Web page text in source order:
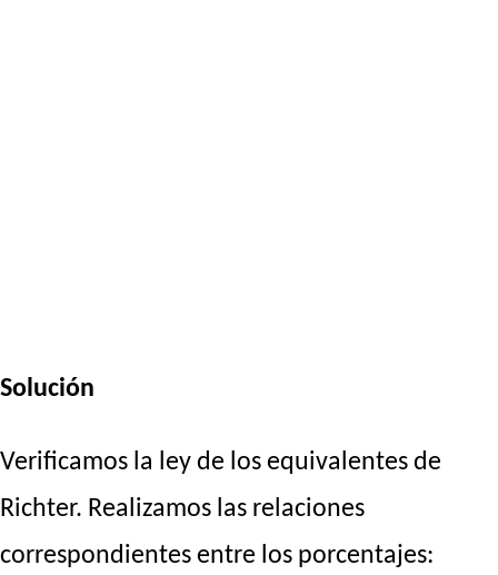
Solución
Verificamos la ley de los equivalentes de
Richter. Realizamos las relaciones
correspondientes entre los porcentajes: